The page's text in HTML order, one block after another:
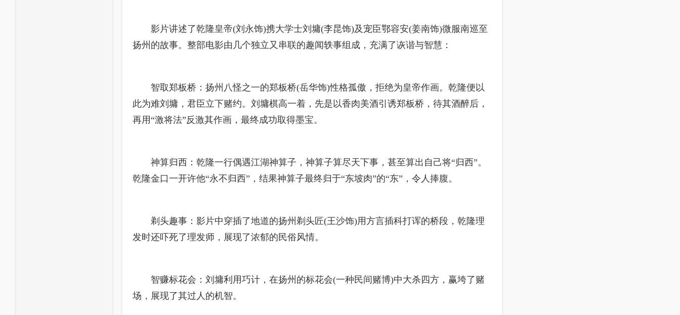
影片讲述了乾隆皇帝(刘永饰)携大学士刘墉(李昆饰)及宠臣鄂容安(姜南饰)微服南巡至
扬州的故事。整部电影由几个独立又串联的趣闻轶事组成，充满了诙谐与智慧：
智取郑板桥：扬州八怪之一的郑板桥(岳华饰)性格孤傲，拒绝为皇帝作画。乾隆便以
此为难刘墉，君臣立下赌约。刘墉棋高一着，先是以香肉美酒引诱郑板桥，待其酒醉后，
再用“激将法”反激其作画，最终成功取得墨宝。
神算归西：乾隆一行偶遇江湖神算子，神算子算尽天下事，甚至算出自己将“归西”。
乾隆金口一开许他“永不归西”，结果神算子最终归于“东坡肉”的“东”，令人捧腹。
剃头趣事：影片中穿插了地道的扬州剃头匠(王沙饰)用方言插科打诨的桥段，乾隆理
发时还吓死了理发师，展现了浓郁的民俗风情。
智赚标花会：刘墉利用巧计，在扬州的标花会(一种民间赌博)中大杀四方，赢垮了赌
场，展现了其过人的机智。